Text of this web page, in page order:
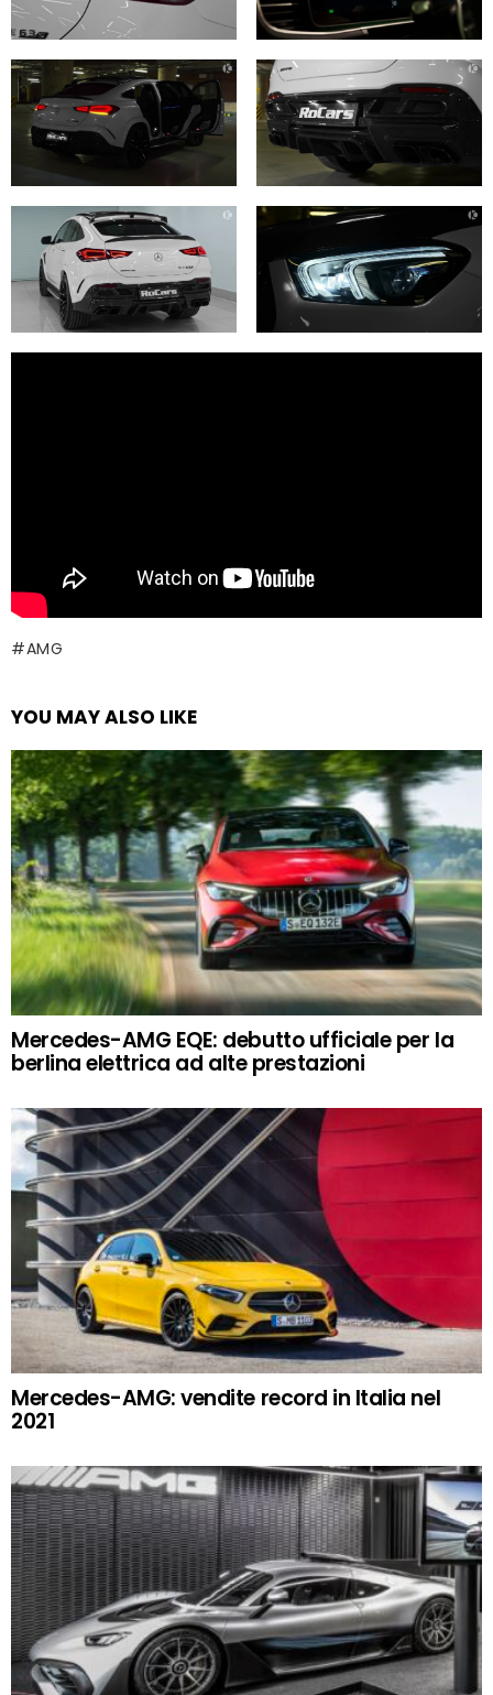
AMG
YOU MAY ALSO LIKE
Mercedes-AMG EQE: debutto ufficiale per la
berlina elettrica ad alte prestazioni
Mercedes-AMG: vendite record in Italia nel
2021